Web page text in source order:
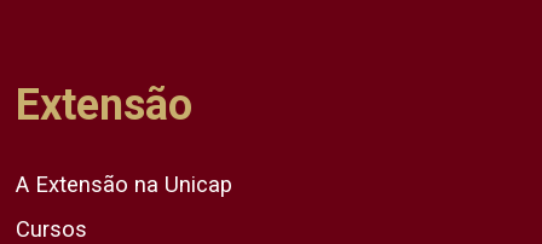
Extensão
A Extensão na Unicap
Cursos